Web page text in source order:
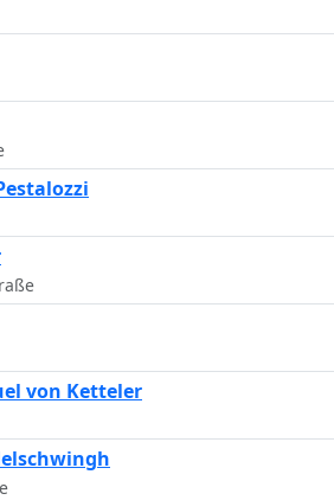
von Ketteler